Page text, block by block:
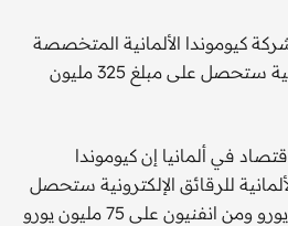
كيوموندا الألمانية المتخصصة
في إنتاج الشرائح الإلكترونية ستحصل على مبلغ 325 مليون
في ألمانيا إن كيوموندا
للرقائق الإلكترونية ستحصل
من الولاية على 150 مليون يورو ومن انفنيون على 75 مليون يورو